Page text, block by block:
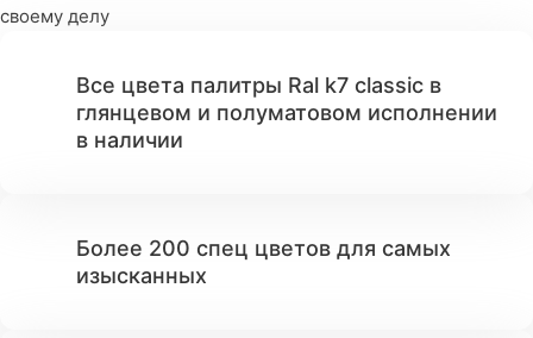
своему делу
Все цвета палитры Ral k7 classic в
глянцевом и полуматовом исполнении
в наличии
Более 200 спец цветов для самых
изысканных